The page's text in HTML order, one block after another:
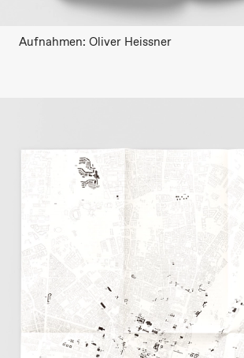
Aufnahmen: Oliver Heissner